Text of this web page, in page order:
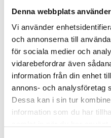
Denna webbplats
Vi använder
och annonserna till
för sociala medier och
vidarebefordrar även
information från din enhet
annons- och analysföretag
Dessa kan i sin tur
information som du har
Ljusstyrning:
Sensor:
Nödljus
Nödljus:
Anslutning